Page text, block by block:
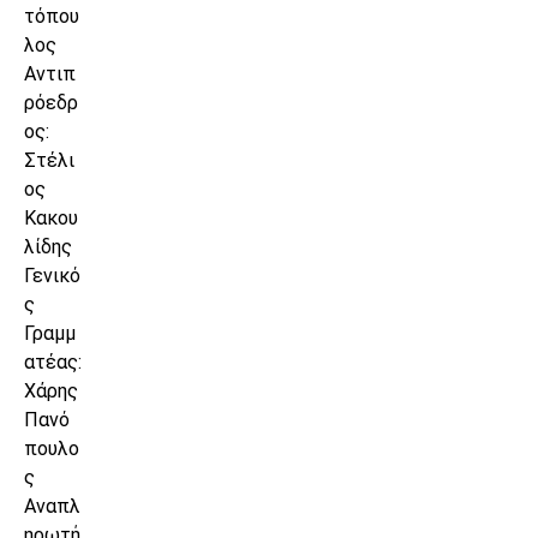
τόπου
λος
Αντιπ
ρόεδρ
ος:
Στέλι
ος
Κακου
λίδης
Γενικό
ς
Γραμμ
ατέας:
Χάρης
Πανό
πουλο
ς
Αναπλ